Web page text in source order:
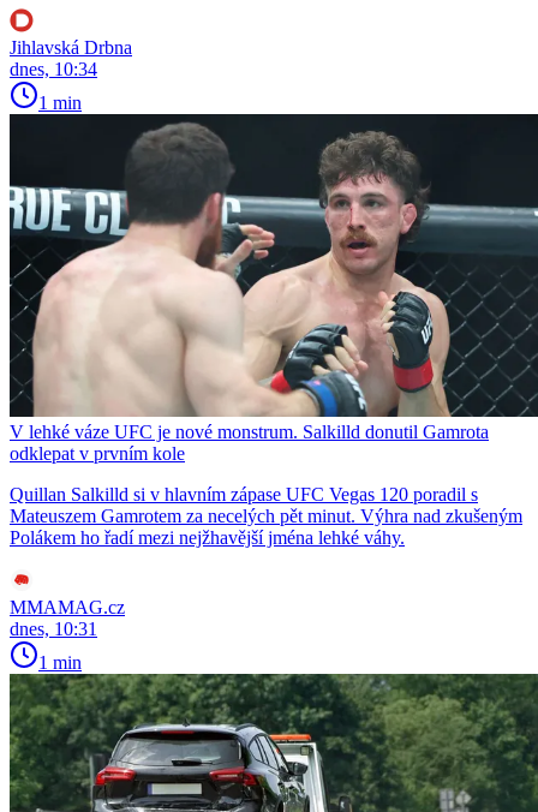
Jihlavská Drbna
dnes, 10:34
1 min
V lehké váze UFC je nové monstrum. Salkilld donutil Gamrota
odklepat v prvním kole
Quillan Salkilld si v hlavním zápase UFC Vegas 120 poradil s
Mateuszem Gamrotem za necelých pět minut. Výhra nad zkušeným
Polákem ho řadí mezi nejžhavější jména lehké váhy.
MMAMAG.cz
dnes, 10:31
1 min